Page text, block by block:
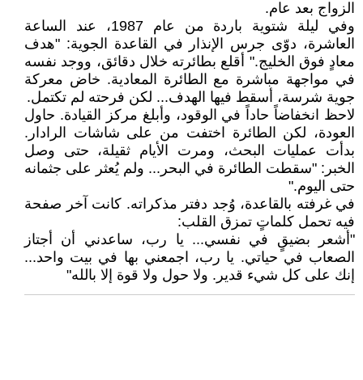
الزواج بعد عام.
وفي ليلة شتوية باردة من عام 1987، عند الساعة
العاشرة، دوّى جرس الإنذار في القاعدة الجوية: "هدف
معادٍ فوق الخليج." أقلع بطائرته خلال دقائق، ووجد نفسه
في مواجهة مباشرة مع الطائرة المعادية. خاض معركة
جوية شرسة، أسقط فيها الهدف... لكن فرحته لم تكتمل.
لاحظ انخفاضاً حاداً في الوقود، وأبلغ مركز القيادة. حاول
العودة، لكن الطائرة اختفت من على شاشات الرادار.
بدأت عمليات البحث، ومرت الأيام ثقيلة، حتى وصل
الخبر: "سقطت الطائرة في البحر... ولم يُعثر على جثمانه
حتى اليوم."
في غرفته بالقاعدة، وُجد دفتر مذكراته. كانت آخر صفحة
فيه تحمل كلماتٍ تمزق القلب:
"أشعر بضيقٍ في نفسي... يا رب، ساعدني أن أجتاز
الصعاب في حياتي. يا رب، اجمعني بها في بيت واحد...
إنك على كل شيء قدير. ولا حول ولا قوة إلا بالله"